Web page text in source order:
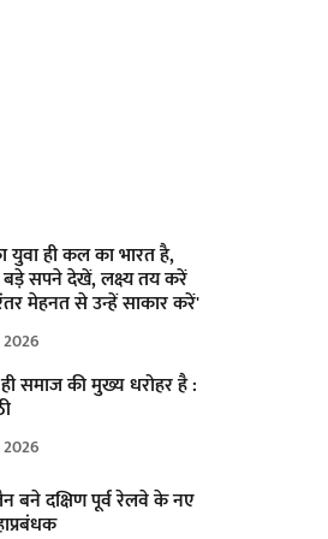
ही कल का भारत है,
सपने देखें, लक्ष्य तय करें
मेहनत से उन्हें साकार करें'
2026
समाज की मुख्य धरोहर है :
2026
बने दक्षिण पूर्व रेलवे के नए